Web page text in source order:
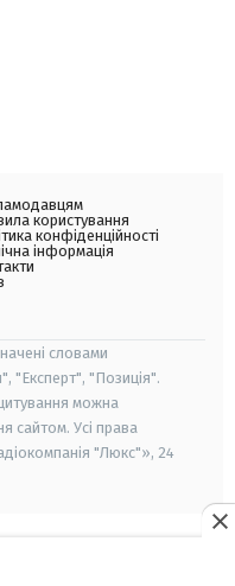
користування
конфіденційності
інформація
словами
"Експерт", "Позиція".
можна
сайтом. Усі права
"Люкс"», 24